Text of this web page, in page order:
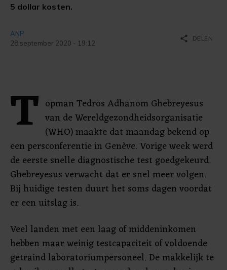
5 dollar kosten.
ANP
28 september 2020 - 19:12
share DELEN
T opman Tedros Adhanom Ghebreyesus
van de Wereldgezondheidsorganisatie
(WHO) maakte dat maandag bekend op
een persconferentie in Genève. Vorige week werd
de eerste snelle diagnostische test goedgekeurd.
Ghebreyesus verwacht dat er snel meer volgen.
Bij huidige testen duurt het soms dagen voordat
er een uitslag is.
Veel landen met een laag of middeninkomen
hebben maar weinig testcapaciteit of voldoende
getraind laboratoriumpersoneel. De makkelijk te